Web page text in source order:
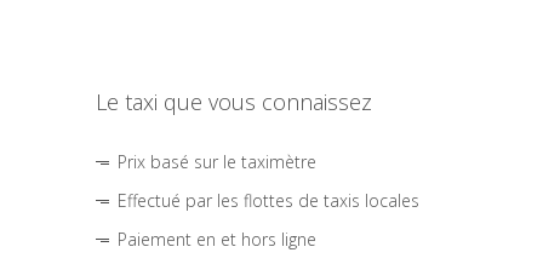
Le taxi que vous connaissez
Prix basé sur le taximètre
Effectué par les flottes de taxis locales
Paiement en et hors ligne